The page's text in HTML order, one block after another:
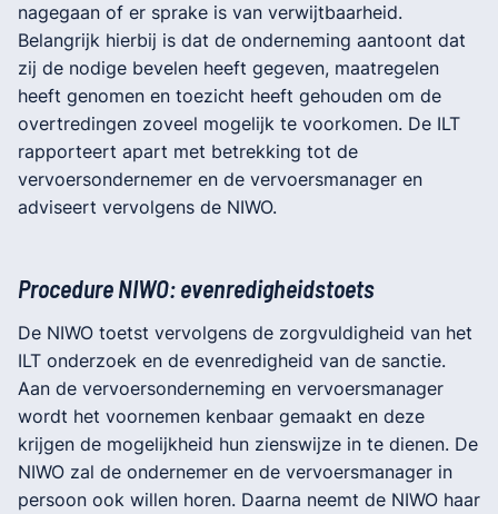
nagegaan of er sprake is van verwijtbaarheid.
Belangrijk hierbij is dat de onderneming aantoont dat
zij de nodige bevelen heeft gegeven, maatregelen
heeft genomen en toezicht heeft gehouden om de
overtredingen zoveel mogelijk te voorkomen. De ILT
rapporteert apart met betrekking tot de
vervoersondernemer en de vervoersmanager en
adviseert vervolgens de NIWO.
Procedure NIWO: evenredigheidstoets
De NIWO toetst vervolgens de zorgvuldigheid van het
ILT onderzoek en de evenredigheid van de sanctie.
Aan de vervoersonderneming en vervoersmanager
wordt het voornemen kenbaar gemaakt en deze
krijgen de mogelijkheid hun zienswijze in te dienen. De
NIWO zal de ondernemer en de vervoersmanager in
persoon ook willen horen. Daarna neemt de NIWO haar